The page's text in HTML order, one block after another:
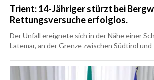
Trient: 14-Jähriger stürzt bei
Rettungsversuche erfolglos.
Der Unfall ereignete sich in der Nähe einer
Latemar, an der Grenze zwischen Südtirol